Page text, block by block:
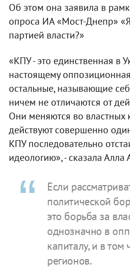
Об этом она заявила в
опроса ИА «Мост-Днепр»
партией власти?»
«КПУ - это единственная в
настоящему
остальные, называющие
ничем не отличаются от
Они меняются во властных
действуют совершенно
КПУ последовательно
идеологию», - сказала Алла
Если
политической
это борьба за
однозначно в
капиталу, и в
регионов.